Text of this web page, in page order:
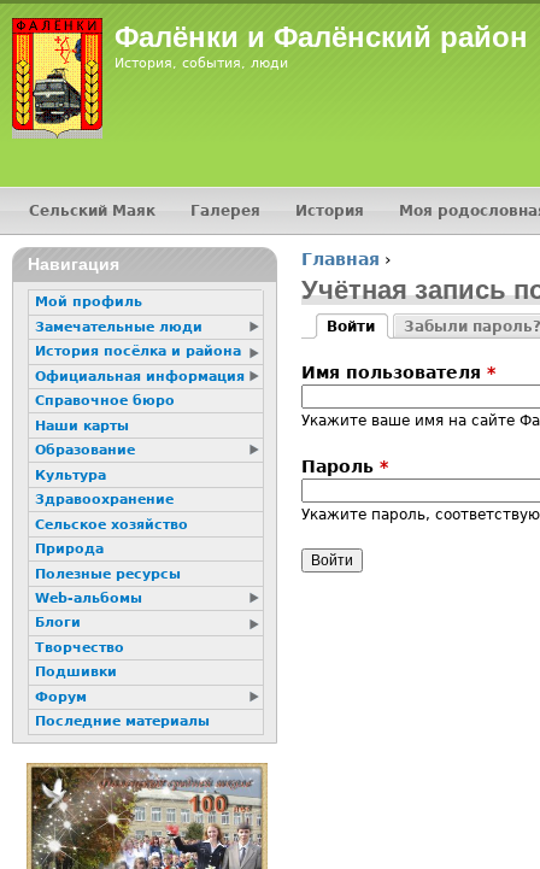
Фалёнки и Фалёнский район
История, события, люди
Вы здесь
Главная ›
Учётная запись
Главные
Войти
Забыли пароль?
Имя пользователя *
Укажите ваше имя на сайте
Пароль *
Укажите пароль,
Главное меню
Сельский Маяк Галерея История Моя
16+
Навигация
Мой профиль
Замечательные люди
История посёлка и района
Официальная информация
Справочное бюро
Наши карты
Образование
Культура
Здравоохранение
Сельское хозяйство
Природа
Полезные ресурсы
Web-альбомы
Блоги
Творчество
Подшивки
Форум
Последние материалы